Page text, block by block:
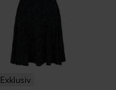
Exklusiv